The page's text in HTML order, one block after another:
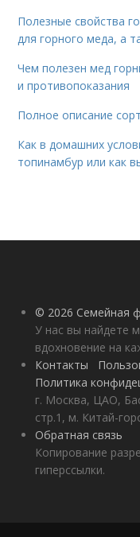
Полезные свойства
для горного меда, а
Чем полезен мед
и противопоказания
Полное описание
Как в домашних
топинамбур или как
© 2026 Семейная
У нас вы найдете
вдохновение на
Контакты
Политика
г. Москва, ЦАО,
стр.1, м. Китай-
Обратная связь
Копирование
гиперссылки.